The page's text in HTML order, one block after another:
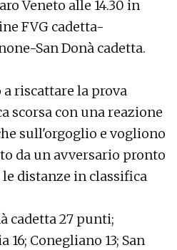
Veneto alle 14.30 in
FVG cadetta-
San Donà cadetta.
riscattare la prova
scorsa con una reazione
sull'orgoglio e vogliono
da un avversario pronto
distanze in classifica
cadetta 27 punti;
16; Conegliano 13; San